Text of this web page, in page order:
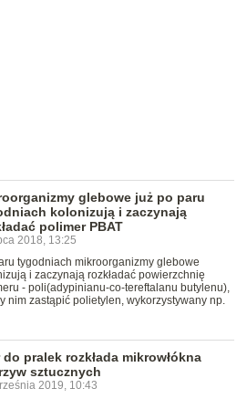
glebowe już po paru
kolonizują i zaczynają
polimer PBAT
2018, 13:25
tygodniach mikroorganizmy glebowe
i zaczynają rozkładać powierzchnię
- poli(adypinianu-co-tereftalanu butylenu),
nim zastąpić polietylen, wykorzystywany np.
pralek rozkłada mikrowłókna
sztucznych
2019, 10:43